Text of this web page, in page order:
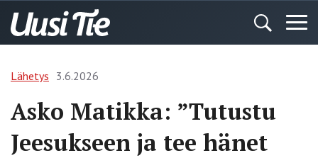
Lähetys 3.6.2026
Asko Matikka: ”Tutustu
Jeesukseen ja tee hänet